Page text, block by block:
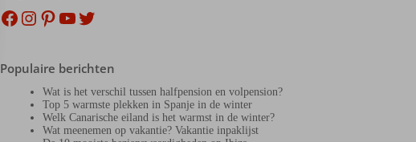
Facebook
Instagram
Pinterest
YouTube
Twitter
Populaire berichten
Wat is het verschil tussen halfpension en volpension?
Top 5 warmste plekken in Spanje in de winter
Welk Canarische eiland is het warmst in de winter?
Wat meenemen op vakantie? Vakantie inpaklijst